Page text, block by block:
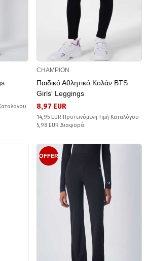
CHAMPION
Παιδικό Αθλητικό Κολάν BTS
Girls' Leggings
8,97 EUR
14,95 EUR Προτεινόμενη Τιμή Καταλόγου
5,98 EUR Διαφορά
OFFER